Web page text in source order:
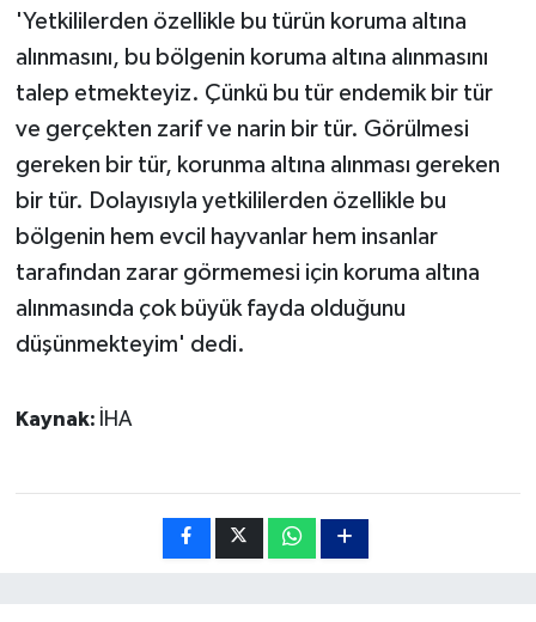
'Yetkililerden özellikle bu türün koruma altına
alınmasını, bu bölgenin koruma altına alınmasını
talep etmekteyiz. Çünkü bu tür endemik bir tür
ve gerçekten zarif ve narin bir tür. Görülmesi
gereken bir tür, korunma altına alınması gereken
bir tür. Dolayısıyla yetkililerden özellikle bu
bölgenin hem evcil hayvanlar hem insanlar
tarafından zarar görmemesi için koruma altına
alınmasında çok büyük fayda olduğunu
düşünmekteyim' dedi.
Kaynak: İHA